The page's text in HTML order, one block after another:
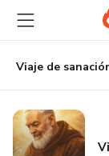
principal
página
de
página